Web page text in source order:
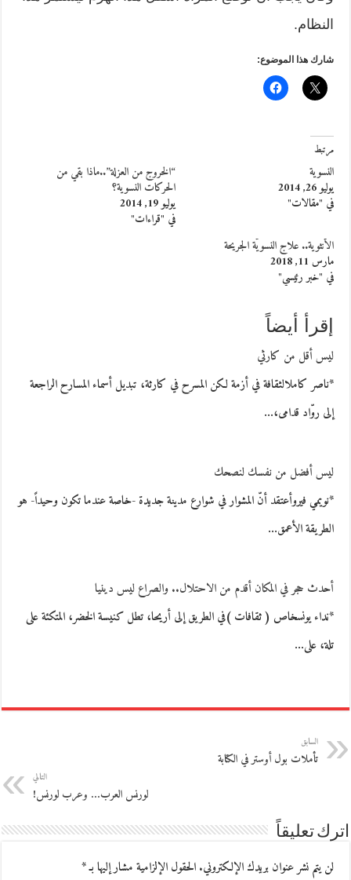
النظام.
شارك هذا الموضوع:
مرتبط
النسوية
يوليو 26, 2014
في "مقالات"
“الخروج من العزلة”..ماذا بقي من
الحركات النسوية؟
يوليو 19, 2014
في "قراءات"
الأنثوية.. علاج النسويَّة الجريحة
مارس 11, 2018
في "خبر رئيسي"
إقرأ أيضاً
ليس أقل من كارثي
*ناصر كاملالثقافة في أزمة لكن المسرح في كارثة، تبديل أسماء المسارح الراجعة
إلى روّاد قدامى،…
ليس أفضل من نفسك لنصحك
*نويمي فيروأعتقد أنّ المشوار في شوارع مدينة جديدة -خاصة عندما تكون وحيداً- هو
الطريقة الأعمق…
أحدث حجر في المكان أقدم من الاحتلال.. والصراع ليس دينيا
*نداء يونسخاص ( ثقافات )في الطريق إلى أريحا، تطل كنيسة الخضر، المتكئة على
تلة، على…
السابق
تأملات بول أوستر في الكتابة
التالي
لورنس العرب… وعرب لورنس!
اترك تعليقاً
لن يتم نشر عنوان بريدك الإلكتروني.الحقول الإلزامية مشار إليها بـ*